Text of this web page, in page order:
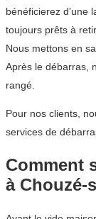
bénéficierez d’une
toujours prêts à
Nous mettons en
Après le débarras,
rangé.
Pour nos clients,
services de
Comment
à Chouzé-